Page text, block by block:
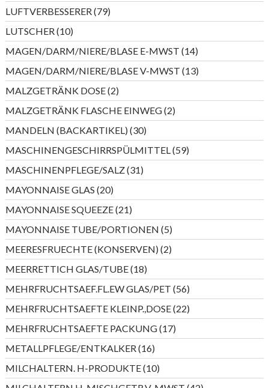
Produkte
LUFTVERBESSERER 7979
Produkte
LUTSCHER 1010
Produkte
MAGEN/DARM/NIERE/BLASE E-MWST 1414
Produkte
MAGEN/DARM/NIERE/BLASE V-MWST 1313
Produkte
MALZGETRÄNK DOSE 22
Produkte
MALZGETRÄNK FLASCHE EINWEG 22
Produkte
MANDELN (BACKARTIKEL) 3030
Produkte
MASCHINENGESCHIRRSPÜLMITTEL 5959
Produkte
MASCHINENPFLEGE/SALZ 3131
Produkte
MAYONNAISE GLAS 2020
Produkte
MAYONNAISE SQUEEZE 2121
Produkte
MAYONNAISE TUBE/PORTIONEN 55
Produkte
MEERESFRUECHTE (KONSERVEN) 22
Produkte
MEERRETTICH GLAS/TUBE 1818
Produkte
MEHRFRUCHTSAEF.FL.EW GLAS/PET 5656
Produkte
MEHRFRUCHTSAEFTE KLEINP.,DOSE 2222
Produkte
MEHRFRUCHTSAEFTE PACKUNG 1717
Produkte
METALLPFLEGE/ENTKALKER 1616
Produkte
MILCHALTERN. H-PRODUKTE 1010
Produkte